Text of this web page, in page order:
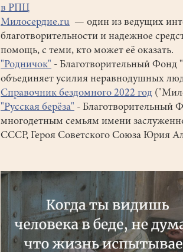
в РПЦ
Милосердие.ru — один из ведущих
благотворительности и надежное
помощь, с теми, кто может её оказать.
"Родничок" - Благотворительный Фонд
объединяет усилия неравнодушных
Справочник бездомного 2022 год
"Русская берёза" - Благотворительный
многодетным семьям имени
СССР, Героя Советского Союза Юрия